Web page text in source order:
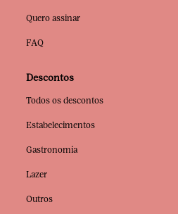
Quero assinar
FAQ
Descontos
Todos os descontos
Estabelecimentos
Gastronomia
Lazer
Outros